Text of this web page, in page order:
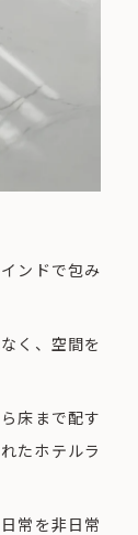
ンドで包み
く、空間を
床まで配す
たホテルラ
常を非日常